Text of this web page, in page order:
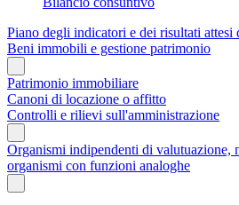
Piano degli indicatori e dei risultati attesi
Beni immobili e gestione patrimonio
Patrimonio immobiliare
Canoni di locazione o affitto
Controlli e rilievi sull'amministrazione
Organismi indipendenti di valutuazione,
organismi con funzioni analoghe